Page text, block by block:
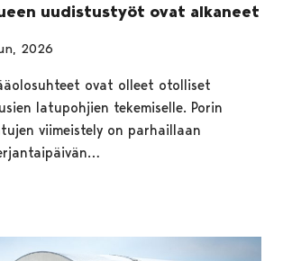
uudistustyöt ovat alkaneet
2026
ovat olleet otolliset
latupohjien tekemiselle. Porin
viimeistely on parhaillaan